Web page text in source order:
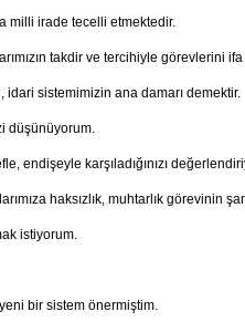
milli irade tecelli etmektedir.
takdir ve tercihiyle görevlerini
sistemimizin ana damarı demektir.
düşünüyorum.
endişeyle karşıladığınızı
haksızlık, muhtarlık görevinin
istiyorum.
bir sistem önermiştim.